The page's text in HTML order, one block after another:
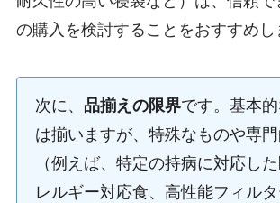
の購入を検討することをおすすめし
次に、 品揃えの限界です。基本
は揃いますが、特殊なものや専
（例えば、特定の持病に対応し
レルギー対応食、高性能フィル